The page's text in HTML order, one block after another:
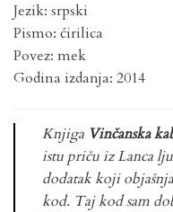
Jezik: srpski
Pismo: ćirilica
Povez: mek
Godina izdanja: 2014
Knjiga Vinčanska
istu priču iz Lanca
dodatak koji
kod. Taj kod sam